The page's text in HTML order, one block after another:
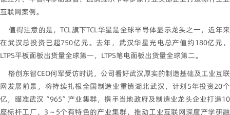
互联网案例。
值得注意的是，TCL旗下TCL华星是全球半导体显示龙头之一，近年来
在武汉总投资已超750亿元。去年，武汉华星光电总产值约180亿元，
LTPS平板面板出货量全球第一，LTPS笔电面板出货量全球第二。
格创东智CEO何军受访时说，公司看好武汉厚实的制造基础及工业互联
网发展前景，将持续扎根全国制造业重镇湖北武汉，计划5年投资20个
亿，瞄准武汉“965”产业集群，携手当地政府及制造业龙头企业打造10
座标杆工厂、3～5个有特色的产业集群，推动工业互联网深度产学研融